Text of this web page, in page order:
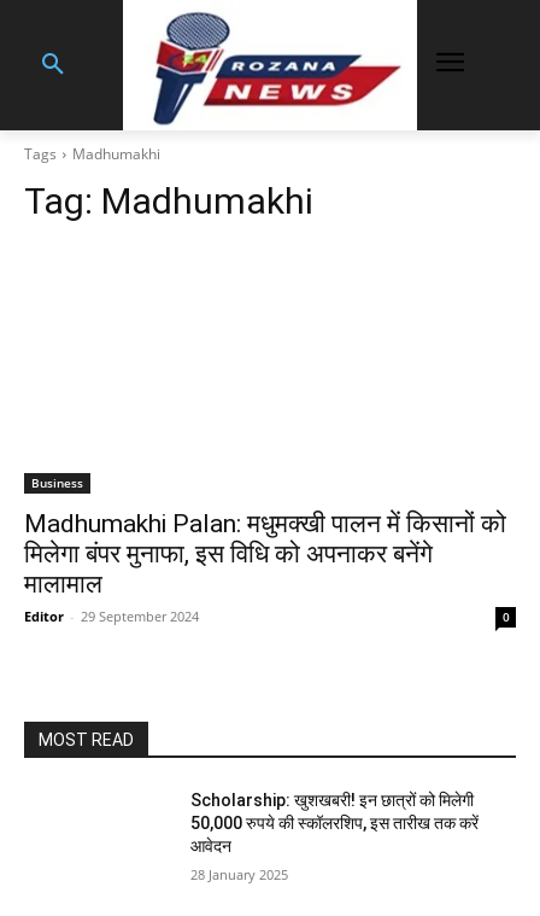
Tags Madhumakhi
Tag: Madhumakhi
Business
Madhumakhi Palan: मधुमक्खी पालन में किसानों को
मिलेगा बंपर मुनाफा, इस विधि को अपनाकर बनेंगे
मालामाल
Editor - 29 September 2024 0
MOST READ
Scholarship: खुशखबरी! इन छात्रों को मिलेगी
50,000 रुपये की स्कॉलरशिप, इस तारीख तक करें
आवेदन
28 January 2025